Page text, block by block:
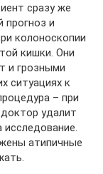
сразу же
прогноз и
колоноскопии
кишки. Они
и грозными
ситуациях к
– при
удалит
атипичные